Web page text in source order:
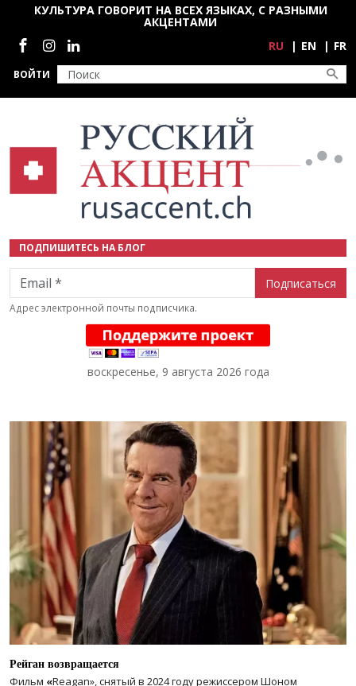
Перейти к основному содержанию
ВОЙТИ
КУЛЬТУРА ГОВОРИТ НА ВСЕХ ЯЗЫКАХ, С РАЗНЫМИ
АКЦЕНТАМИ
Социальные сети
RU EN FR
ПОДПИШИТЕСЬ НА БЛОГ
Email
Адрес электронной почты подписчика.
воскресенье, 9 августа 2026 года
Рейган возвращается
Фильм «Reagan», снятый в 2024 годурежиссером Шоном